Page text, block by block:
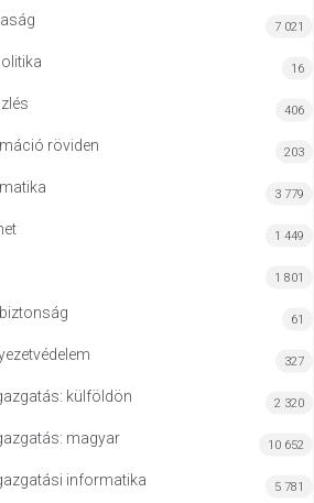
7 021
16
406
röviden 203
3 779
1 449
1 801
61
327
külföldön 2 320
magyar 10 652
informatika 5 781